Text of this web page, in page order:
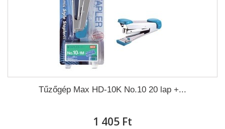
Tűzőgép Max HD-10K No.10 20 lap +...
1 405 Ft‎